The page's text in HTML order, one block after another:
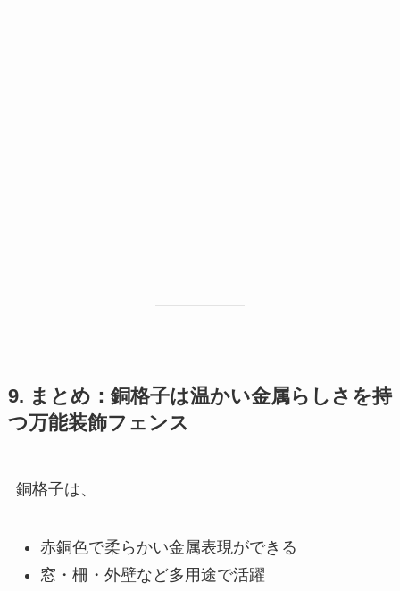
9. まとめ：銅格子は温かい金属らしさを持
つ万能装飾フェンス
銅格子は、
赤銅色で柔らかい金属表現ができる
窓・柵・外壁など多用途で活躍